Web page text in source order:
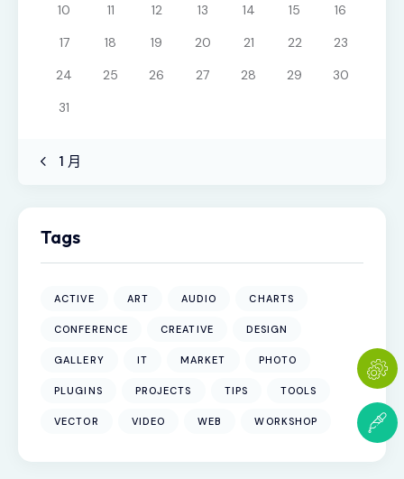
10
11 12 13 14 15
16
17
18 19 20 21 22
23
24
25 26 27 28 29
30
31
« 1 月
Tags
ACTIVE ART AUDIO CHARTS
CONFERENCE CREATIVE DESIGN
GALLERY IT MARKET PHOTO
PLUGINS PROJECTS TIPS TOOLS
VECTOR VIDEO WEB WORKSHOP